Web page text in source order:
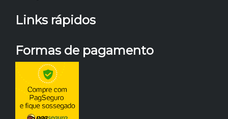
Links rápidos
Formas de pagamento